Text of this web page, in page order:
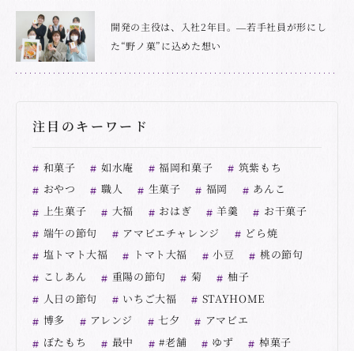
開発の主役は、入社2年目。―若手社員が形にし
た“野ノ菓”に込めた想い
注目のキーワード
和菓子 如水庵 福岡和菓子
筑紫もち
おやつ
職人 生菓子 福岡
あんこ
上生菓子
大福 おはぎ 羊羹
お干菓子
端午の節句
アマビエチャレンジ
どら焼
塩トマト大福
トマト大福 小豆
桃の節句
こしあん
重陽の節句 菊
柚子
人日の節句
いちご大福
STAYHOME
博多
アレンジ 七夕
アマビエ
ぼたもち
最中 #老舗 ゆず
棹菓子